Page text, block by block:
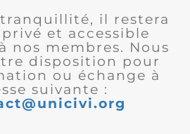
il restera
et accessible
nos membres. Nous
disposition pour
ou échange à
suivante :